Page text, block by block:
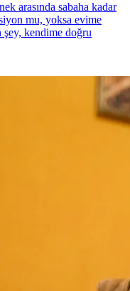
arasında sabaha kadar
mu, yoksa evime
şey, kendime doğru